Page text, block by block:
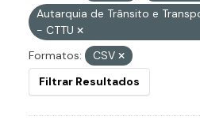
Autarquia de Trânsito e
- CTTU
Formatos:
CSV
Filtrar Resultados